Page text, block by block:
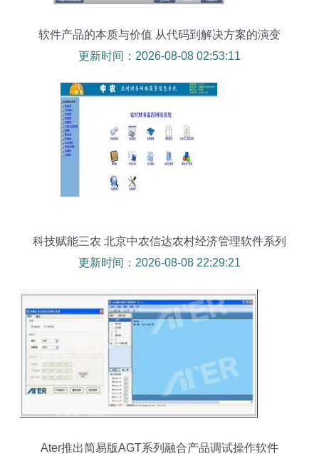
软件产品的本质与价值 从代码到解决方案的演变
更新时间：2026-08-08 02:53:11
科技赋能三农 北京中农信达农村经济管理软件系列
全景展示
更新时间：2026-08-08 22:29:21
Ater推出简易版AGT系列融合产品调试操作软件